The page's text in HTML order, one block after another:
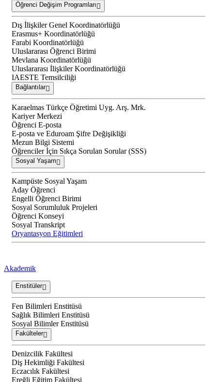
Öğrenci Değişim Programları
Dış İlişkiler Genel Koordinatörlüğü
Erasmus+ Koordinatörlüğü
Farabi Koordinatörlüğü
Uluslararası Öğrenci Birimi
Mevlana Koordinatörlüğü
Uluslararası İlişkiler Koordinatörlüğü
IAESTE Temsilciliği
Bağlantılar
Karaelmas Türkçe Öğretimi Uyg. Arş. Mrk.
Kariyer Merkezi
Öğrenci E-posta
E-posta ve Eduroam Şifre Değişikliği
Mezun Bilgi Sistemi
Öğrenciler İçin Sıkça Sorulan Sorular (SSS)
Sosyal Yaşam
Kampüste Sosyal Yaşam
Aday Öğrenci
Engelli Öğrenci Birimi
Sosyal Sorumluluk Projeleri
Öğrenci Konseyi
Sosyal Transkript
Oryantasyon Eğitimleri
Akademik
Enstitüler
Fen Bilimleri Enstitüsü
Sağlık Bilimleri Enstitüsü
Sosyal Bilimler Enstitüsü
Fakülteler
Denizcilik Fakültesi
Diş Hekimliği Fakültesi
Eczacılık Fakültesi
Ereğli Eğitim Fakültesi